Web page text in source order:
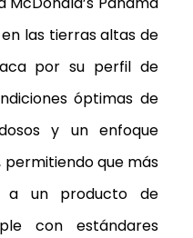
las tierras altas de
por su perfil de
óptimas de
y un enfoque
permitiendo que más
a un producto de
con estándares